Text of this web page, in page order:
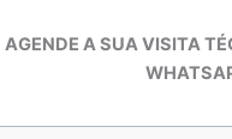
AGENDE A SUA VISITA